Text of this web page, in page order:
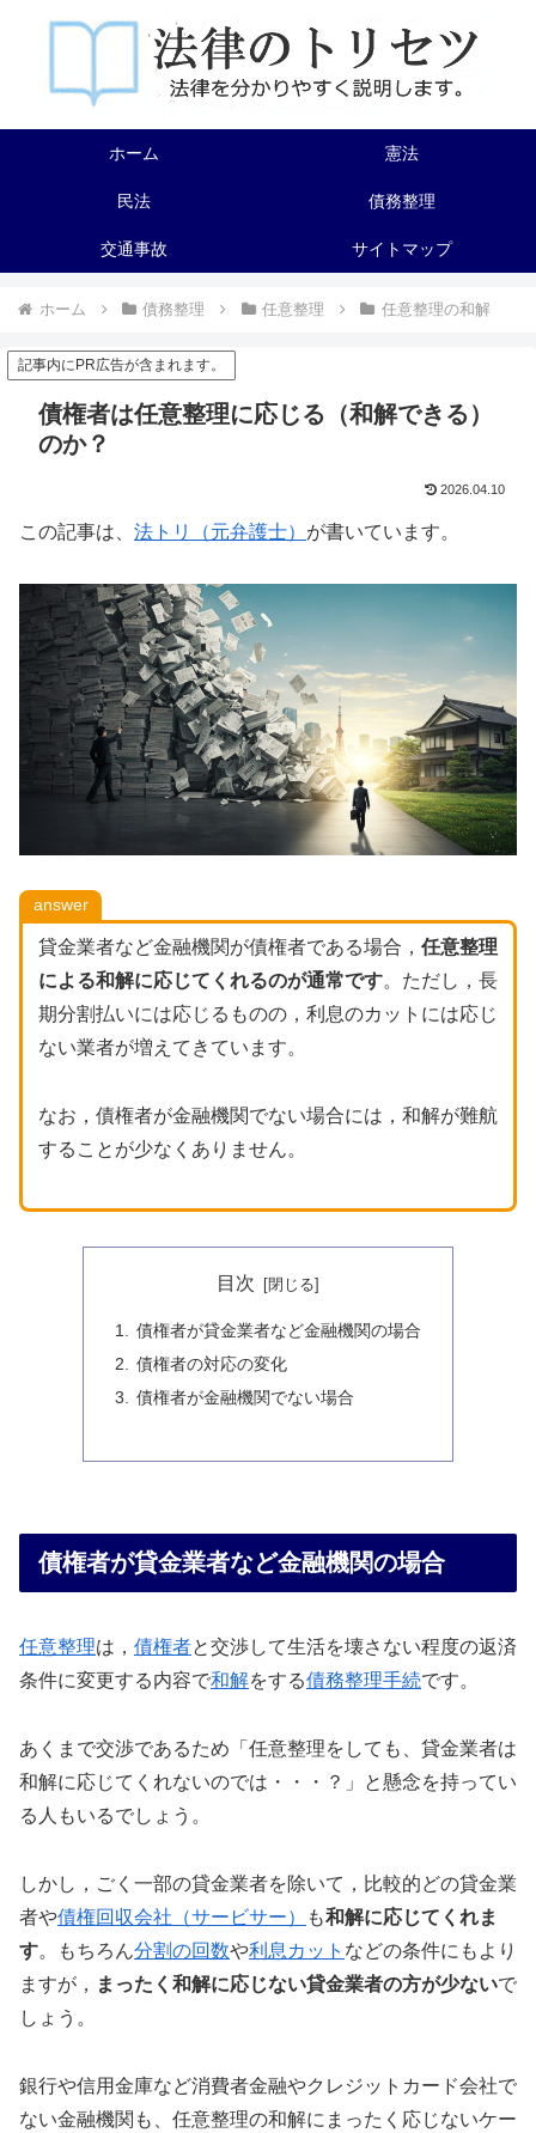
ホーム 憲法
民法 債務整理
交通事故 サイトマップ
ホーム 債務整理 任意整理 任意整理の和解
記事内にPR広告が含まれます。
債権者は任意整理に応じる（和解できる）
のか？
2026.04.10
この記事は、 法トリ（元弁護士） が書いています。
answer
貸金業者など金融機関が債権者である場合， 任意整理
による和解に応じてくれるのが通常です。ただし，長
期分割払いには応じるものの，利息のカットには応じ
ない業者が増えてきています。
なお，債権者が金融機関でない場合には，和解が難航
することが少なくありません。
目次
債権者が貸金業者など金融機関の場合
債権者の対応の変化
債権者が金融機関でない場合
債権者が貸金業者など金融機関の場合
任意整理は， 債権者と交渉して生活を壊さない程度の返済
条件に変更する内容で和解をする債務整理手続です。
あくまで交渉であるため「任意整理をしても、貸金業者は
和解に応じてくれないのでは・・・？」と懸念を持ってい
る人もいるでしょう。
しかし，ごく一部の貸金業者を除いて，比較的どの貸金業
者や債権回収会社（サービサー） も和解に応じてくれま
す。もちろん分割の回数や利息カット などの条件にもより
ますが， まったく和解に応じない貸金業者の方が少ないで
しょう。
銀行や信用金庫など消費者金融やクレジットカード会社で
ない金融機関も、任意整理の和解にまったく応じないケー